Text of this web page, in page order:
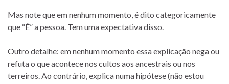
Mas note que em nenhum momento, é dito categoricamente
que “É” a pessoa. Tem uma expectativa disso.
Outro detalhe: em nenhum momento essa explicação nega ou
refuta o que acontece nos cultos aos ancestrais ou nos
terreiros. Ao contrário, explica numa hipótese (não estou